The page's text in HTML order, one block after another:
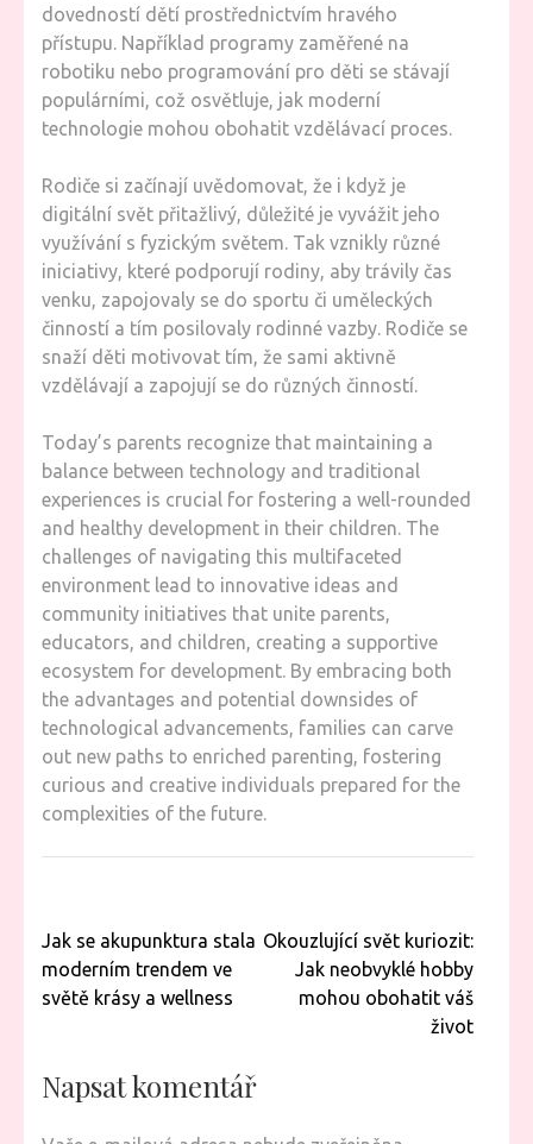
dovedností dětí prostřednictvím hravého
přístupu. Například programy zaměřené na
robotiku nebo programování pro děti se stávají
populárními, což osvětluje, jak moderní
technologie mohou obohatit vzdělávací proces.
Rodiče si začínají uvědomovat, že i když je
digitální svět přitažlivý, důležité je vyvážit jeho
využívání s fyzickým světem. Tak vznikly různé
iniciativy, které podporují rodiny, aby trávily čas
venku, zapojovaly se do sportu či uměleckých
činností a tím posilovaly rodinné vazby. Rodiče se
snaží děti motivovat tím, že sami aktivně
vzdělávají a zapojují se do různých činností.
Today’s parents recognize that maintaining a
balance between technology and traditional
experiences is crucial for fostering a well-rounded
and healthy development in their children. The
challenges of navigating this multifaceted
environment lead to innovative ideas and
community initiatives that unite parents,
educators, and children, creating a supportive
ecosystem for development. By embracing both
the advantages and potential downsides of
technological advancements, families can carve
out new paths to enriched parenting, fostering
curious and creative individuals prepared for the
complexities of the future.
Navigace
pro
příspěvek
Jak se akupunktura stala
moderním trendem ve
světě krásy a wellness
Okouzlující svět kuriozit:
Jak neobvyklé hobby
mohou obohatit váš
život
Napsat komentář